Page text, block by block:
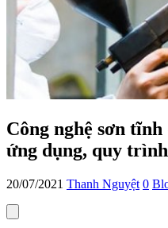
Công nghệ sơn
ứng dụng, quy trình
20/07/2021 Thanh Nguyệt 0